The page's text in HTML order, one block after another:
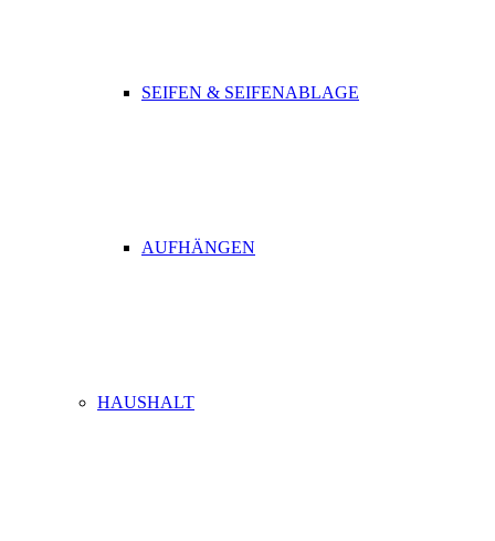
SEIFEN & SEIFENABLAGE
AUFHÄNGEN
HAUSHALT